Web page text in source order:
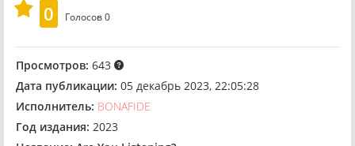
0
Голосов0
Просмотров: 643
Дата публикации: 05 декабрь 2023, 22:05:28
Исполнитель: BONAFIDE
Год издания: 2023